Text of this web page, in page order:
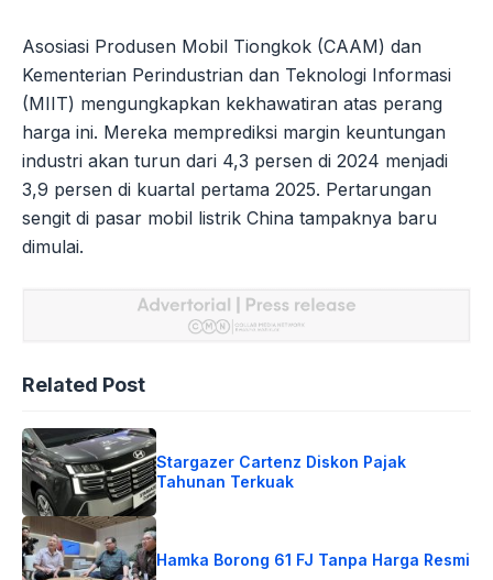
Asosiasi Produsen Mobil Tiongkok (CAAM) dan
Kementerian Perindustrian dan Teknologi Informasi
(MIIT) mengungkapkan kekhawatiran atas perang
harga ini. Mereka memprediksi margin keuntungan
industri akan turun dari 4,3 persen di 2024 menjadi
3,9 persen di kuartal pertama 2025. Pertarungan
sengit di pasar mobil listrik China tampaknya baru
dimulai.
Related Post
Stargazer Cartenz Diskon Pajak
Tahunan Terkuak
Hamka Borong 61 FJ Tanpa Harga Resmi